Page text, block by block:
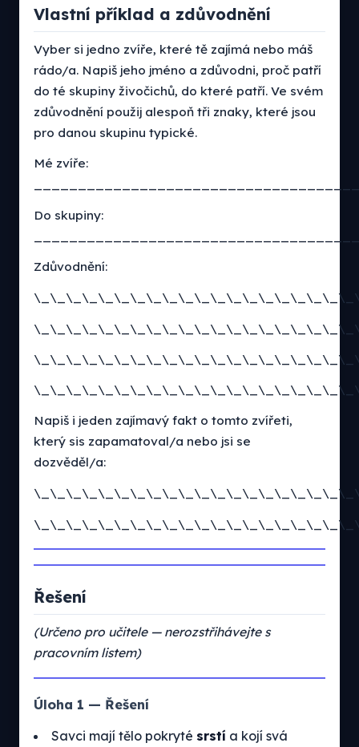
Vlastní příklad a zdůvodnění
Vyber si jedno zvíře, které tě zajímá nebo máš
rádo/a. Napiš jeho jméno a zdůvodni, proč patří
do té skupiny živočichů, do které patří. Ve svém
zdůvodnění použij alespoň tři znaky, které jsou
pro danou skupinu typické.
Mé zvíře:
Do skupiny:
Zdůvodnění:
Napiš i jeden zajímavý fakt o tomto zvířeti,
který sis zapamatoval/a nebo jsi se
dozvěděl/a:
Řešení
(Určeno pro učitele — nerozstřihávejte s
pracovním listem)
Úloha 1 — Řešení
Savci mají tělo pokryté srstí a kojí svá